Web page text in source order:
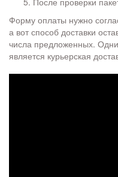
Форму оплаты нужно
а вот способ доставки
числа предложенных.
является курьерская